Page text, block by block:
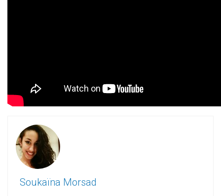
Soukaïna Morsad